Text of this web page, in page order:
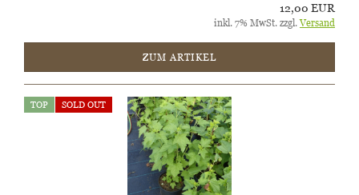
12,00 EUR
inkl. 7% MwSt. zzgl.Versand
ZUM ARTIKEL
TOP SOLD OUT